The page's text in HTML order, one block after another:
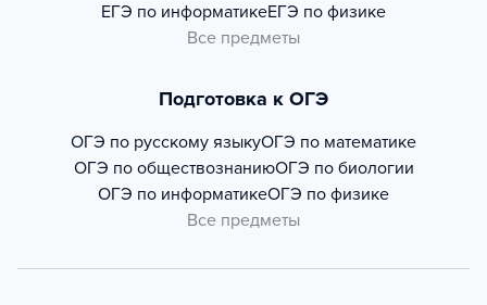
ЕГЭ по информатикеЕГЭ по физике
Все предметы
Подготовка к ОГЭ
ОГЭ по русскому языкуОГЭ по математике
ОГЭ по обществознаниюОГЭ по биологии
ОГЭ по информатикеОГЭ по физике
Все предметы